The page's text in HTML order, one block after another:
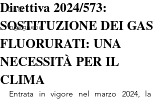
C&Q
Ingegneria
Direttiva 2024/573:
SOSTITUZIONE DEI GAS
FLUORURATI: UNA
NECESSITÀ PER IL
CLIMA
Entrata in vigore nel marzo 2024, la